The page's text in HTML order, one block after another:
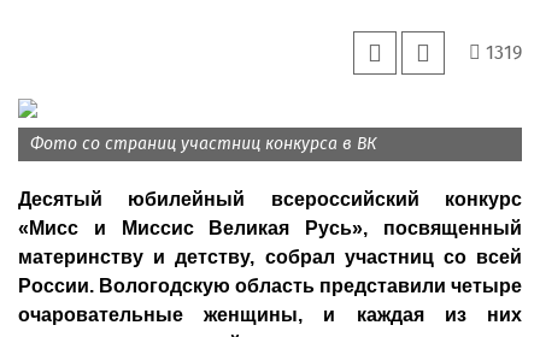
1319
Фото со страниц участниц конкурса в ВК
Десятый юбилейный всероссийский конкурс
«Мисс и Миссис Великая Русь», посвященный
материнству и детству, собрал участниц со всей
России. Вологодскую область представили четыре
очаровательные женщины, и каждая из них